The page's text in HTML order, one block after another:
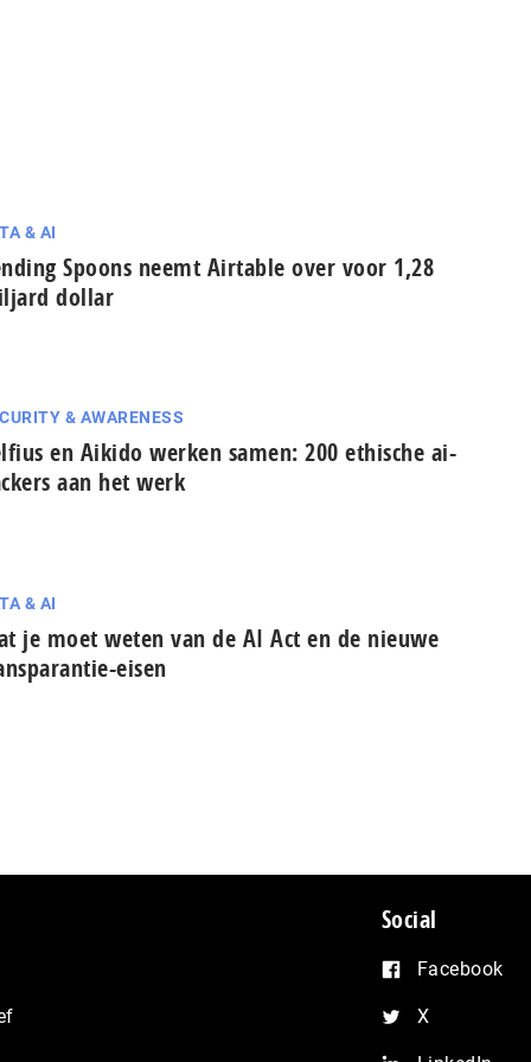
& AI
Spoons neemt Airtable over voor 1,28
dollar
& AWARENESS
en Aikido werken samen: 200 ethische ai-
aan het werk
& AI
je moet weten van de AI Act en de nieuwe
eisen
Social
Facebook
X